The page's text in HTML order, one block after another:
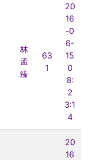
林
孟
臻
63
1
20
16
-0
6-
15
0
8:
2
3:1
4
20
16